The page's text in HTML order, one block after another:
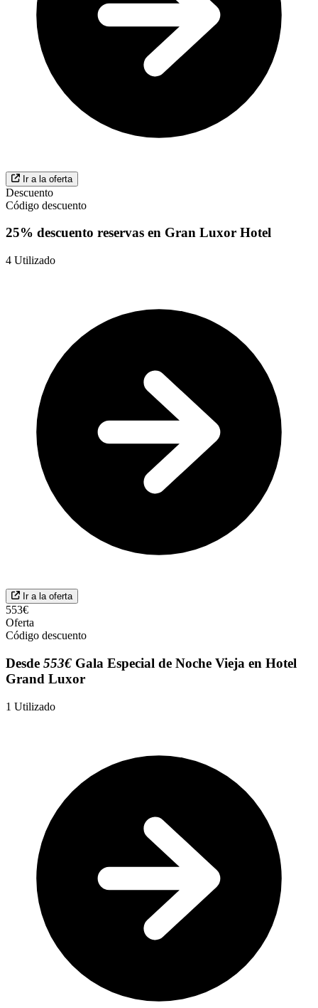
Ir a la oferta
Descuento
Código descuento
25% descuento reservas en Gran Luxor Hotel
4 Utilizado
Ir a la oferta
553€
Oferta
Código descuento
Desde 553€ Gala Especial de Noche Vieja en Hotel
Grand Luxor
1 Utilizado